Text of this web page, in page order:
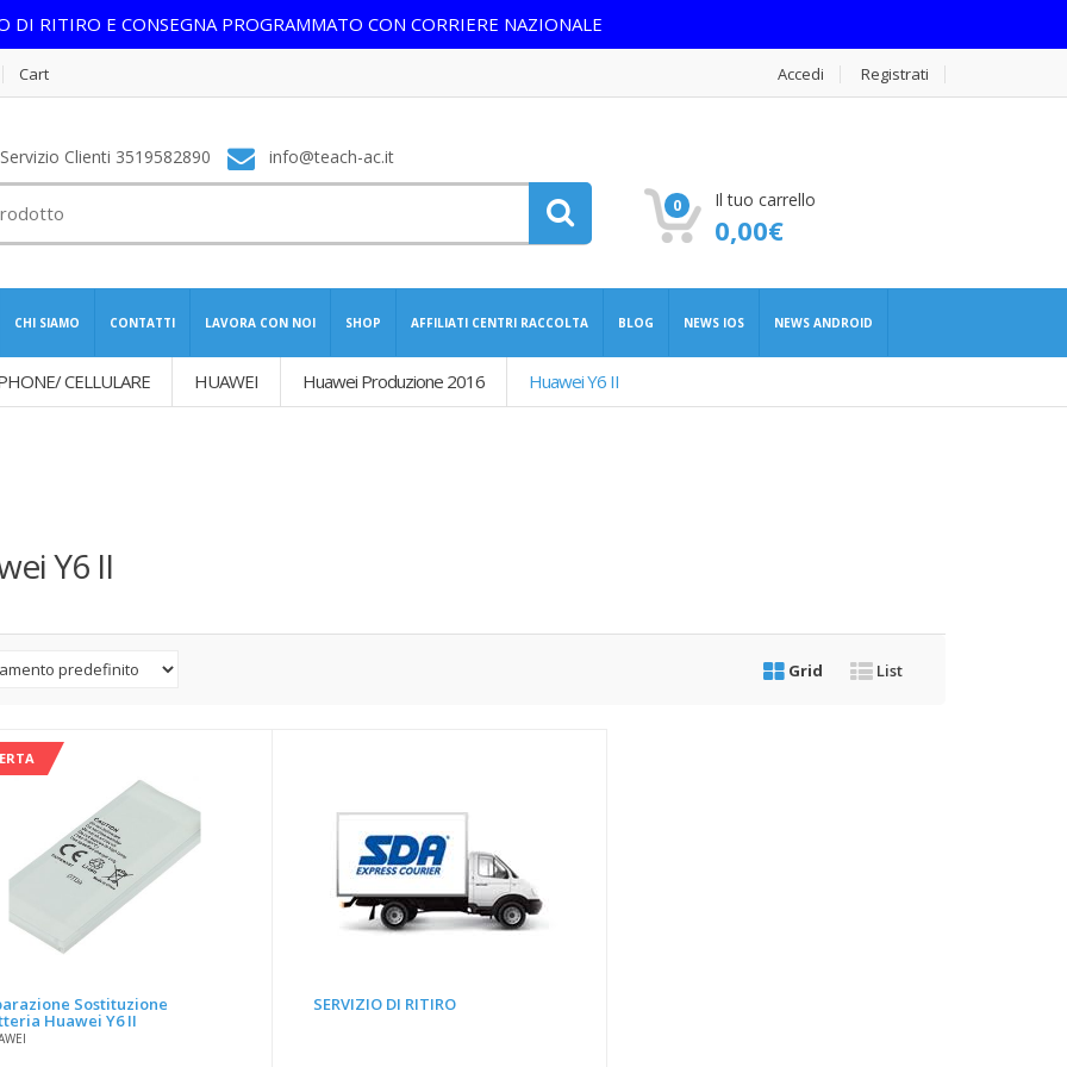
DI RITIRO E CONSEGNA PROGRAMMATO CON CORRIERE NAZIONALE
Cart Accedi Registrati
Clienti 3519582890 info@teach-ac.it
0 Il tuo carrello
0,00€
CHI SIAMO CONTATTI LAVORA CON NOI SHOP AFFILIATI CENTRI RACCOLTA BLOG NEWS IOS NEWS ANDROID
CELLULARE HUAWEI Huawei Produzione 2016 Huawei Y6 II
Y6 II
Grid List
Sostituzione
Huawei Y6 II
SERVIZIO DI RITIRO